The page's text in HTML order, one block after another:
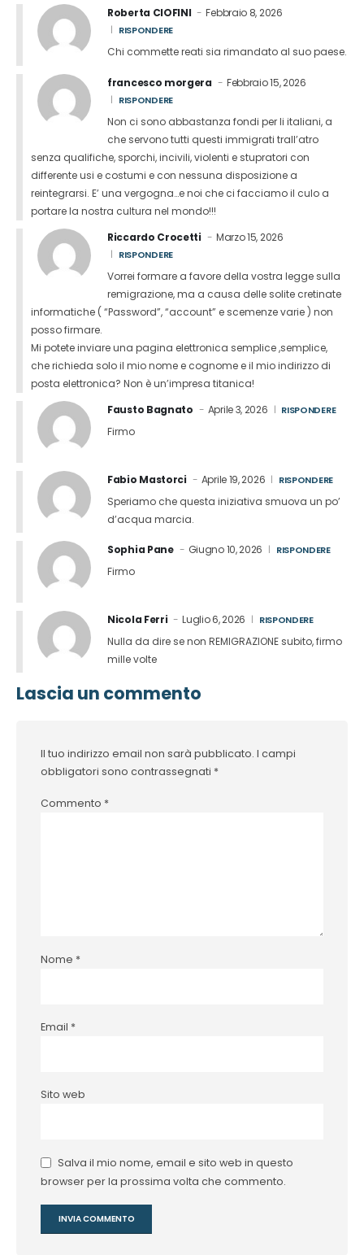
Roberta CIOFINI Febbraio 8, 2026
RISPONDERE
Chi commette reati sia rimandato al suo paese.
francesco morgera Febbraio 15, 2026
RISPONDERE
Non ci sono abbastanza fondi per li italiani, a
che servono tutti questi immigrati trall’atro
senza qualifiche, sporchi, incivili, violenti e stupratori con
differente usi e costumi e con nessuna disposizione a
reintegrarsi. E’ una vergogna…e noi che ci facciamo il culo a
portare la nostra cultura nel mondo!!!
Riccardo Crocetti
Marzo 15, 2026
RISPONDERE
Vorrei formare a favore della vostra legge sulla
remigrazione, ma a causa delle solite cretinate
informatiche ( “Password”, “account” e scemenze varie ) non
posso firmare.
Mi potete inviare una pagina elettronica semplice ,semplice,
che richieda solo il mio nome e cognome e il mio indirizzo di
posta elettronica? Non è un’impresa titanica!
Fausto Bagnato
Aprile 3, 2026 RISPONDERE
Firmo
Fabio Mastorci Aprile 19, 2026 RISPONDERE
Speriamo che questa iniziativa smuova un po’
d’acqua marcia.
Sophia Pane Giugno 10, 2026 RISPONDERE
Firmo
Nicola Ferri Luglio 6, 2026 RISPONDERE
Nulla da dire se non REMIGRAZIONE subito, firmo
mille volte
Lascia un commento
Il tuo indirizzo email non sarà pubblicato. I campi
obbligatori sono contrassegnati *
Commento *
Nome *
Email *
Sito web
Salva il mio nome, email e sito web in questo
browser per la prossima volta che commento.